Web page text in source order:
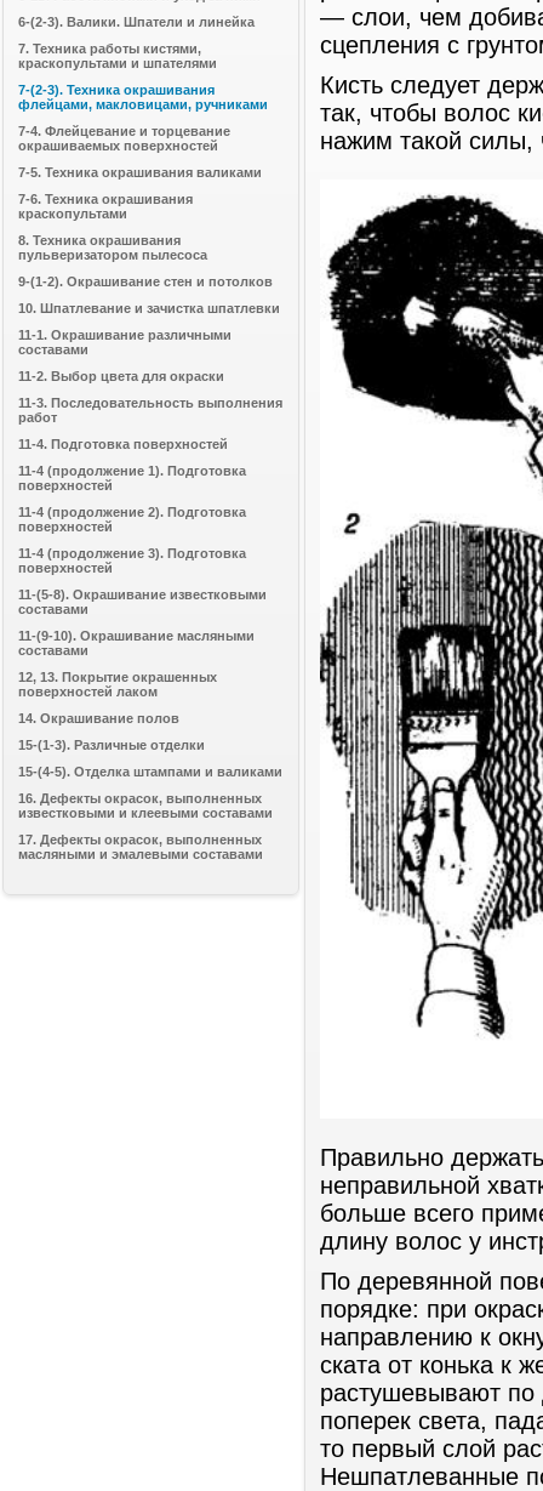
— слои, чем
сцепления с
Кисть следует
так, чтобы волос
нажим такой силы,
Правильно
неправильной
больше всего
длину волос у
По деревянной
порядке: при
направлению к
ската от конька к
растушевывают
поперек света,
то первый слой
Нешпатлеванные
6-(2-3). Валики. Шпатели и линейка
7. Техника работы кистями,
краскопультами и шпателями
7-(2-3). Техника окрашивания
флейцами, макловицами, ручниками
7-4. Флейцевание и торцевание
окрашиваемых поверхностей
7-5. Техника окрашивания валиками
7-6. Техника окрашивания
краскопультами
8. Техника окрашивания
пульверизатором пылесоса
9-(1-2). Окрашивание стен и потолков
10. Шпатлевание и зачистка шпатлевки
11-1. Окрашивание различными
составами
11-2. Выбор цвета для окраски
11-3. Последовательность выполнения
работ
11-4. Подготовка поверхностей
11-4 (продолжение 1). Подготовка
поверхностей
11-4 (продолжение 2). Подготовка
поверхностей
11-4 (продолжение 3). Подготовка
поверхностей
11-(5-8). Окрашивание известковыми
составами
11-(9-10). Окрашивание масляными
составами
12, 13. Покрытие окрашенных
поверхностей лаком
14. Окрашивание полов
15-(1-3). Различные отделки
15-(4-5). Отделка штампами и валиками
16. Дефекты окрасок, выполненных
известковыми и клеевыми составами
17. Дефекты окрасок, выполненных
масляными и эмалевыми составами